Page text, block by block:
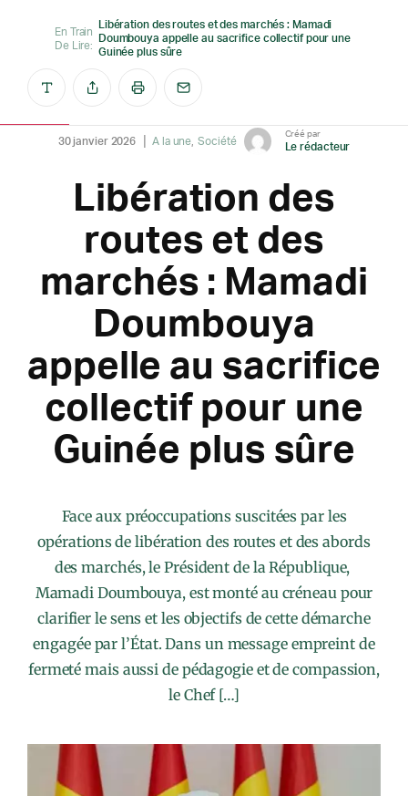
En Train
De Lire:
Libération des routes et des marchés : Mamadi
Doumbouya appelle au sacrifice collectif pour une
Guinée plus sûre
30 janvier 2026 A la une Société
Créé par
Le rédacteur
Libération des
routes et des
marchés : Mamadi
Doumbouya
appelle au sacrifice
collectif pour une
Guinée plus sûre
Face aux préoccupations suscitées par les
opérations de libération des routes et des abords
des marchés, le Président de la République,
Mamadi Doumbouya, est monté au créneau pour
clarifier le sens et les objectifs de cette démarche
engagée par l’État. Dans un message empreint de
fermeté mais aussi de pédagogie et de compassion,
le Chef […]